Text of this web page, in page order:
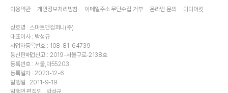
이용약관 개인정보처리방침 이메일주소 무단수집 거부 온라인 문의 미디어킷
상호명 : 스마트앤컴퍼니(주)
대표이사 : 박성규
사업자등록번호 : 108-81-64739
통신판매업신고 : 2019-서울구로-2138호
등록번호 : 서울,아55203
등록일자 : 2023-12-6
발행일 : 2011-9-19
발행인·편집인 : 박성규